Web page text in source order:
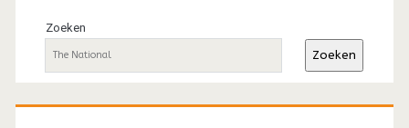
sidebar
Zoeken
Zoeken